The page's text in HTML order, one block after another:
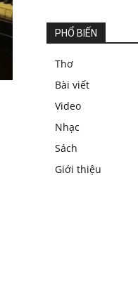
PHỔ BIẾN
Thơ
Bài viết
Video
Nhạc
Sách
Giới thiệu